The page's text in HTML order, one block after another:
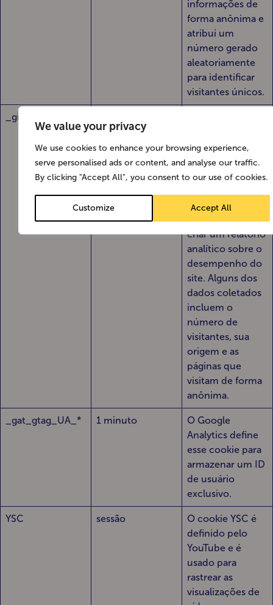
We value your privacy
We use cookies to enhance your browsing experience,
serve personalised ads or content, and analyse our traffic.
By clicking "Accept All", you consent to our use of cookies.
Customize Accept All
informações de
forma anônima e
atribui um
número gerado
aleatoriamente
para identificar
visitantes únicos.
_gid
esse cookie para
armazenar
informações
visitantes usam
um site, além de
criar um relatório
analítico sobre o
desempenho do
site. Alguns dos
dados coletados
incluem o
número de
visitantes, sua
origem e as
páginas que
visitam de forma
anônima.
_gat_gtag_UA_* 1 minuto
O Google
Analytics define
esse cookie para
armazenar um ID
de usuário
exclusivo.
YSC sessão
O cookie YSC é
definido pelo
YouTube e é
usado para
rastrear as
visualizações de